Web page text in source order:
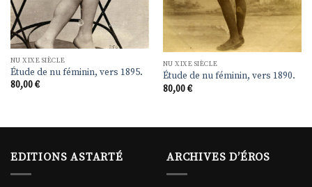
NU XIXE SIÈCLE
Étude de nu féminin, vers 1895.
80,00€
NU XIXE SIÈCLE
Étude de nu féminin, vers 1890.
80,00€
EDITIONS ASTARTÉ ARCHIVES D’ÉROS